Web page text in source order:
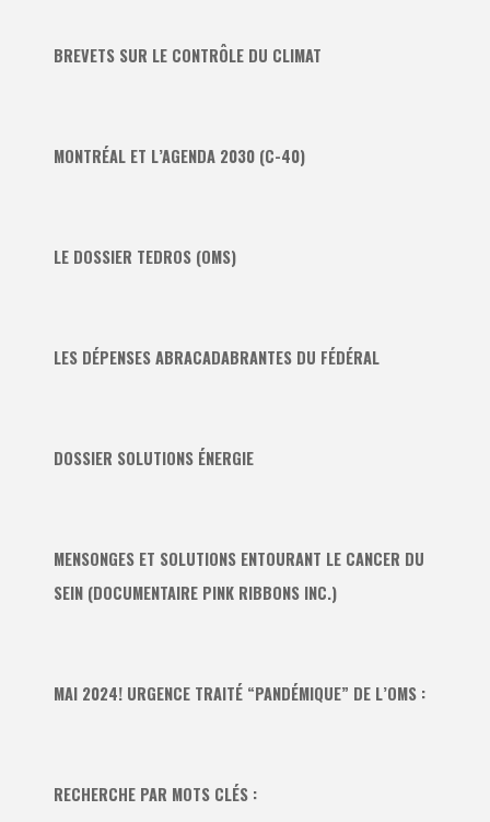
BREVETS SUR LE CONTRÔLE DU CLIMAT
MONTRÉAL ET L’AGENDA 2030 (C-40)
LE DOSSIER TEDROS (OMS)
LES DÉPENSES ABRACADABRANTES DU FÉDÉRAL
DOSSIER SOLUTIONS ÉNERGIE
MENSONGES ET SOLUTIONS ENTOURANT LE CANCER DU
SEIN (DOCUMENTAIRE PINK RIBBONS INC.)
MAI 2024! URGENCE TRAITÉ “PANDÉMIQUE” DE L’OMS :
RECHERCHE PAR MOTS CLÉS :